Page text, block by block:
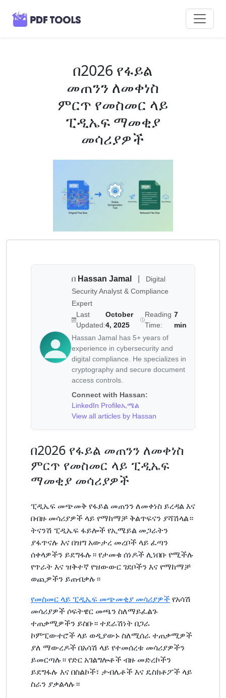
በ2026 የፋይል
መጠንን ለመቀነስ
ምርጥ የመስመር ላይ
ፒዲኤፍ ማመቂያ
መሳሪያዎች
በ Hassan Jamal
Digital
Security Analyst & Compliance
Expert
Last
Updated:
October
4, 2025
Reading
Time:
7
min
Hassan Jamal has 5+ years of
experience in cybersecurity and
digital compliance. He specializes in
cryptography and secure document
access controls.
Connect with Hassan:
LinkedIn Profileኢሜል
View all articles by Hassan
በ2026 የፋይል መጠንን ለመቀነስ
ምርጥ የመስመር ላይ ፒዲኤፍ
ማመቂያ መሳሪያዎች
ፒዲኤፍ መጭመቅ የፋይል መጠንን ለመቀነስ ይረዳል እና
በብዙ መሳሪያዎች ላይ የማከማቻ ቅልጥፍናን ያሻሽላል።
ትናንሽ ፒዲኤፍ ፋይሎች የኢሜይል መጋራትን
ያፋጥናሉ እና በዝግ አውታረ መረቦች ላይ ፈጣን
ሰቀላዎችን ይደግፋሉ። የታመቁ ሰነዶች ሊነበቡ የሚችሉ
የጥራት እና ዝቅተኛ የዝውውር ገደቦችን እና የማከማቻ
ወጪዎችን ይጠብቃሉ።
የመስመር ላይ ፒዲኤፍ መጭመቂያ መሳሪያዎች የአሳሽ
መሳሪያዎች ሶፍትዌር መጫን ስለማይፈልጉ
ተጠቃሚዎችን ይስቡ። ተደራሽነት በጋራ
ኮምፒውተሮች ላይ ወዲያውኑ ስለሚሰራ ተጠቃሚዎች
ያለ ማውረዶች በአሳሽ ላይ የተመሰረቱ መሳሪያዎችን
ይመርጣሉ። የድር አገልግሎቶች ብዙ መድረኮችን
ይደግፋሉ እና በስልኮች፣ ታብሌቶች እና ዴስክቶፖች ላይ
ስራን ያቃልላሉ።